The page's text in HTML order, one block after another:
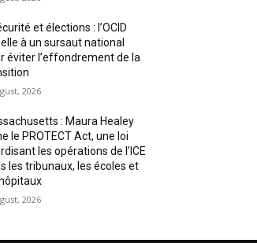
et élections : l’OCID
à un sursaut national
éviter l’effondrement de la
2026
: Maura Healey
le PROTECT Act, une loi
les opérations de l’ICE
les tribunaux, les écoles et
2026